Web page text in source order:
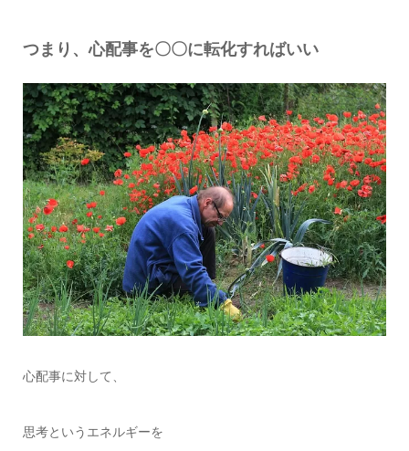
つまり、心配事を〇〇に転化すればいい
心配事に対して、
思考というエネルギーを